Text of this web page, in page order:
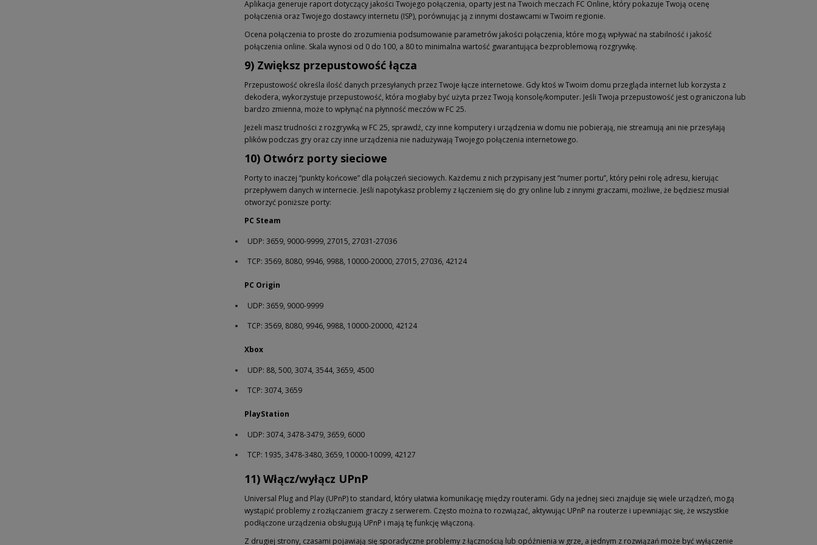
Aplikacja generuje raport dotyczący jakości Twojego połączenia, oparty jest na Twoich meczach FC Online, który pokazuje Twoją ocenę
połączenia oraz Twojego dostawcy internetu (ISP), porównując ją z innymi dostawcami w Twoim regionie.
Ocena połączenia to proste do zrozumienia podsumowanie parametrów jakości połączenia, które mogą wpływać na stabilność i jakość
połączenia online. Skala wynosi od 0 do 100, a 80 to minimalna wartość gwarantująca bezproblemową rozgrywkę.
9) Zwiększ przepustowość łącza
Przepustowość określa ilość danych przesyłanych przez Twoje łącze internetowe. Gdy ktoś w Twoim domu przegląda internet lub korzysta z
dekodera, wykorzystuje przepustowość, która mogłaby być użyta przez Twoją konsolę/komputer. Jeśli Twoja przepustowość jest ograniczona lub
bardzo zmienna, może to wpłynąć na płynność meczów w FC 25.
Jeżeli masz trudności z rozgrywką w FC 25, sprawdź, czy inne komputery i urządzenia w domu nie pobierają, nie streamują ani nie przesyłają
plików podczas gry oraz czy inne urządzenia nie nadużywają Twojego połączenia internetowego.
10) Otwórz porty sieciowe
Porty to inaczej “punkty końcowe” dla połączeń sieciowych. Każdemu z nich przypisany jest “numer portu”, który pełni rolę adresu, kierując
przepływem danych w internecie. Jeśli napotykasz problemy z łączeniem się do gry online lub z innymi graczami, możliwe, że będziesz musiał
otworzyć poniższe porty:
PC Steam
UDP: 3659, 9000-9999, 27015, 27031-27036
TCP: 3569, 8080, 9946, 9988, 10000-20000, 27015, 27036, 42124
PC Origin
UDP: 3659, 9000-9999
TCP: 3569, 8080, 9946, 9988, 10000-20000, 42124
Xbox
UDP: 88, 500, 3074, 3544, 3659, 4500
TCP: 3074, 3659
PlayStation
UDP: 3074, 3478-3479, 3659, 6000
TCP: 1935, 3478-3480, 3659, 10000-10099, 42127
11) Włącz/wyłącz UPnP
Universal Plug and Play (UPnP) to standard, który ułatwia komunikację między routerami. Gdy na jednej sieci znajduje się wiele urządzeń, mogą
wystąpić problemy z rozłączaniem graczy z serwerem. Często można to rozwiązać, aktywując UPnP na routerze i upewniając się, że wszystkie
podłączone urządzenia obsługują UPnP i mają tę funkcję włączoną.
Z drugiej strony, czasami pojawiają się sporadyczne problemy z łącznością lub opóźnienia w grze, a jednym z rozwiązań może być wyłączenie